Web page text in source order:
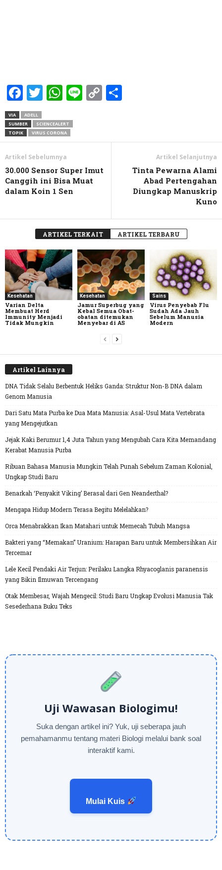
Facebook
Twitter
WhatsApp
LineCopy
VIA
ADELL
SUMBER
SCIENCEALERT
TOPIK
VIRUS CORONA
Artikel Sebelumnya
30.000 Sensor Super Imut
Canggih ini Bisa Muat
dalam Koin 1 Sen
Artikel Selanjutnya
Tinta Pewarna Alami
Abad Pertengahan
Diungkap Manuskrip
Kuno
ARTIKEL TERKAIT ARTIKEL TERBARU
Kesehatan
Varian Delta
Membuat Herd
Immunity Menjadi
Tidak Mungkin
Kesehatan
Jamur Superbug yang
Kebal Semua Obat-
obatan ditemukan
Menyebar di AS
Sains
Virus Penyebab Flu
Sudah Ada Jauh
Sebelum Manusia
Modern
Artikel Lainnya
DNA Tidak Selalu Berbentuk Heliks Ganda: Struktur Non-B DNA dalam
Genom Manusia
Dari Satu Mata Purba ke Dua Mata Manusia: Asal-Usul Mata Vertebrata
yang Mengejutkan
Jejak Kaki Berumur 1,4 Juta Tahun yang Mengubah Cara Kita Memandang
Kerabat Manusia Purba
Ribuan Bahasa Manusia Mungkin Telah Punah Sebelum Zaman Kolonial,
Ungkap Studi Baru
Benarkah ‘Penyakit Viking’ Berasal dari Gen Neanderthal?
Mengapa Hidup Modern Terasa Begitu Melelahkan?
Orca Menabrakkan Ikan Matahari untuk Memecah Tubuh Mangsa
Bakteri yang “Memakan” Uranium: Harapan Baru untuk Membersihkan Air
Tercemar
Lele Kecil Pendaki Air Terjun: Perilaku Langka Rhyacoglanis paranensis
yang Bikin Ilmuwan Tercengang
Otak Membesar, Wajah Mengecil: Studi Baru Ungkap Evolusi Manusia Tak
Sesederhana Buku Teks
Uji Wawasan Biologimu!
Suka dengan artikel ini? Yuk, uji seberapa jauh
pemahamanmu tentang materi Biologi melalui bank soal
interaktif kami.
Mulai Kuis